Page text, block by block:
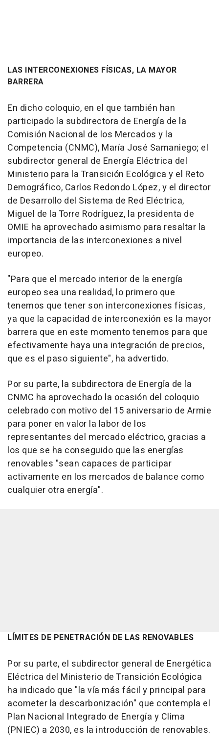
LAS INTERCONEXIONES FÍSICAS, LA MAYOR
BARRERA
En dicho coloquio, en el que también han
participado la subdirectora de Energía de la
Comisión Nacional de los Mercados y la
Competencia (CNMC), María José Samaniego; el
subdirector general de Energía Eléctrica del
Ministerio para la Transición Ecológica y el Reto
Demográfico, Carlos Redondo López, y el director
de Desarrollo del Sistema de Red Eléctrica,
Miguel de la Torre Rodríguez, la presidenta de
OMIE ha aprovechado asimismo para resaltar la
importancia de las interconexiones a nivel
europeo.
"Para que el mercado interior de la energía
europeo sea una realidad, lo primero que
tenemos que tener son interconexiones físicas,
ya que la capacidad de interconexión es la mayor
barrera que en este momento tenemos para que
efectivamente haya una integración de precios,
que es el paso siguiente", ha advertido.
Por su parte, la subdirectora de Energía de la
CNMC ha aprovechado la ocasión del coloquio
celebrado con motivo del 15 aniversario de Armie
para poner en valor la labor de los
representantes del mercado eléctrico, gracias a
los que se ha conseguido que las energías
renovables "sean capaces de participar
activamente en los mercados de balance como
cualquier otra energía".
LÍMITES DE PENETRACIÓN DE LAS RENOVABLES
Por su parte, el subdirector general de Energética
Eléctrica del Ministerio de Transición Ecológica
ha indicado que "la vía más fácil y principal para
acometer la descarbonización" que contempla el
Plan Nacional Integrado de Energía y Clima
(PNIEC) a 2030, es la introducción de renovables.